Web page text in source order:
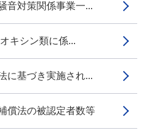
対策関係事業一...
キシン類に係...
基づき実施され...
償法の被認定者数等